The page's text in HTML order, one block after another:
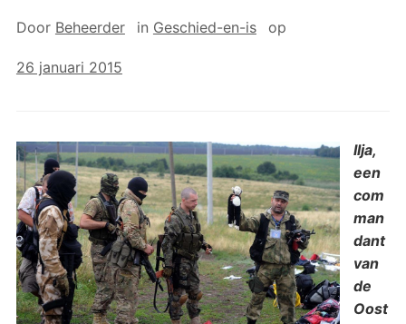
Door Beheerder in Geschied-en-is op
26 januari 2015
Ilja,
een
com
man
dant
van
de
Oost